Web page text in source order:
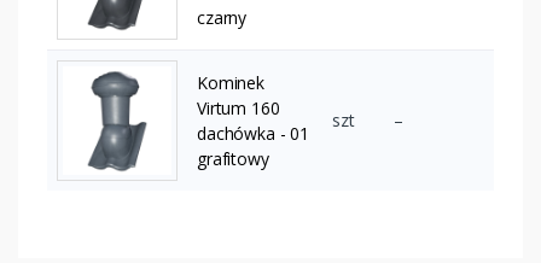
czarny
Kominek
Virtum 160
dachówka - 01
grafitowy
szt –